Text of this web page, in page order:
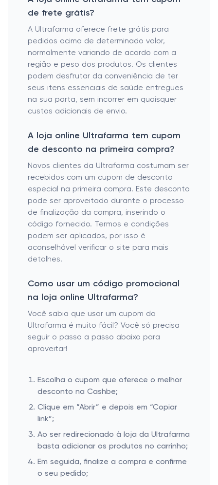
de frete grátis?
A Ultrafarma oferece frete grátis para
pedidos acima de determinado valor,
normalmente variando de acordo com a
região e peso dos produtos. Os clientes
podem desfrutar da conveniência de ter
seus itens essenciais de saúde entregues
na sua porta, sem incorrer em quaisquer
custos adicionais de envio.
A loja online Ultrafarma tem cupom
de desconto na primeira compra?
Novos clientes da Ultrafarma costumam ser
recebidos com um cupom de desconto
especial na primeira compra. Este desconto
pode ser aproveitado durante o processo
de finalização da compra, inserindo o
código fornecido. Termos e condições
podem ser aplicados, por isso é
aconselhável verificar o site para mais
detalhes.
Como usar um código promocional
na loja online Ultrafarma?
Você sabia que usar um cupom da
Ultrafarma é muito fácil? Você só precisa
seguir o passo a passo abaixo para
aproveitar!
Escolha o cupom que oferece o melhor
desconto na Cashbe;
Clique em “Abrir” e depois em “Copiar
link”;
Ao ser redirecionado à loja da Ultrafarma
basta adicionar os produtos no carrinho;
Em seguida, finalize a compra e confirme
o seu pedido;